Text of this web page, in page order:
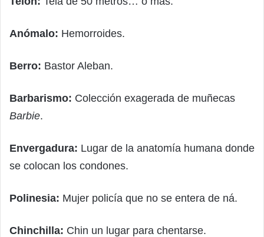
Anómalo: Hemorroides.
Berro: Bastor Aleban.
Barbarismo: Colección exagerada de muñecas
Barbie.
Envergadura: Lugar de la anatomía humana donde
se colocan los condones.
Polinesia: Mujer policía que no se entera de ná.
Chinchilla: Chin un lugar para chentarse.